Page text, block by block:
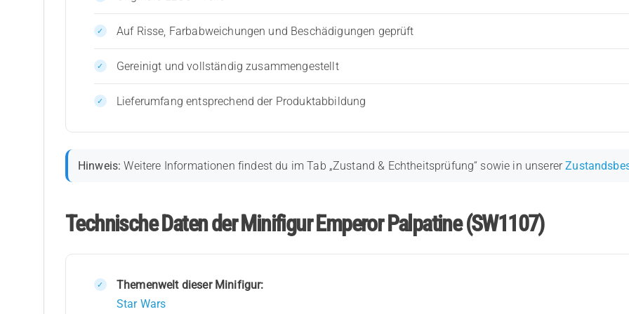
Auf Risse, Farbabweichungen und Beschädigungen geprüft
Gereinigt und vollständig zusammengestellt
Lieferumfang entsprechend der Produktabbildung
Hinweis: Weitere Informationen findest du im Tab „Zustand & Echtheitsprüfung“ sowie in unserer
Technische Daten der Minifigur Emperor Palpatine (SW1107)
Themenwelt dieser Minifigur:
Star Wars